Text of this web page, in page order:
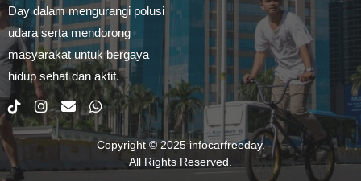
Day dalam mengurangi polusi
udara serta mendorong
masyarakat untuk bergaya
hidup sehat dan aktif.
Copyright © 2025infocarfreeday.
All Rights Reserved.